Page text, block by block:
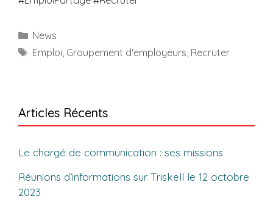
Catégories
News
Étiquettes
Emploi Groupement d'employeurs Recruter
Articles Récents
Le chargé de communication : ses missions
Réunions d’informations sur Triskell le 12 octobre
2023